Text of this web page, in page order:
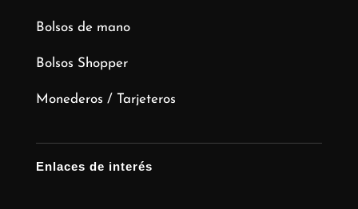
Bolsos de mano
Bolsos Shopper
Monederos / Tarjeteros
Enlaces de interés